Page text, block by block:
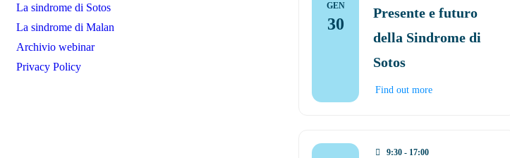
La sindrome di Sotos
La sindrome di Malan
Archivio webinar
Privacy Policy
GEN
30
Presente e futuro
della Sindrome di
Sotos
Find out more
9:30 - 17:00